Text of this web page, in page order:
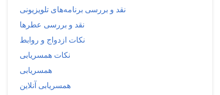
نقد و بررسی برنامه‌های تلویزیونی
نقد و بررسی عطرها
نکات ازدواج و روابط
نکات همسریابی
همسریابی
همسریابی آنلاین